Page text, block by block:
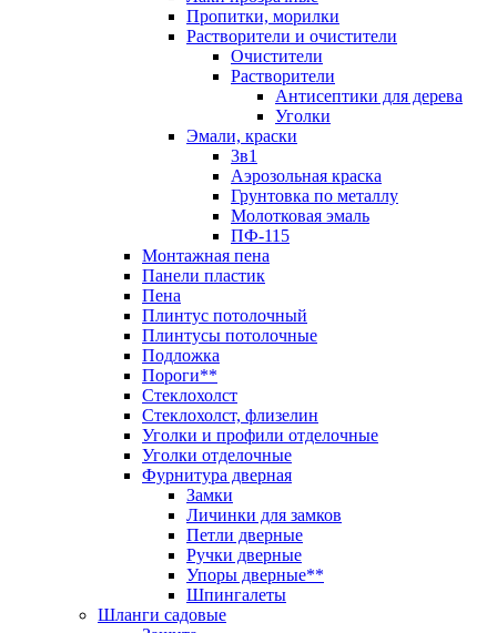
Пропитки, морилки
Растворители и очистители
Очистители
Растворители
Антисептики для дерева
Уголки
Эмали, краски
3в1
Аэрозольная краска
Грунтовка по металлу
Молотковая эмаль
ПФ-115
Монтажная пена
Панели пластик
Пена
Плинтус потолочный
Плинтусы потолочные
Подложка
Пороги**
Стеклохолст
Стеклохолст, флизелин
Уголки и профили отделочные
Уголки отделочные
Фурнитура дверная
Замки
Личинки для замков
Петли дверные
Ручки дверные
Упоры дверные**
Шпингалеты
Шланги садовые